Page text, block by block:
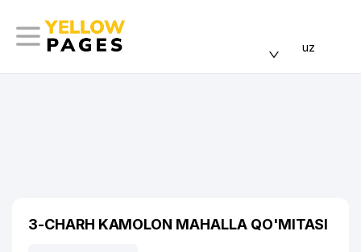
uz
3-CHARH KAMOLON MAHALLA QO'MITASI